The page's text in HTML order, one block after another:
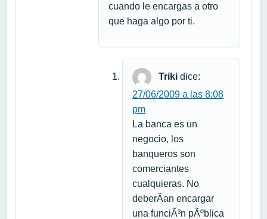
cuando le encargas a otro
que haga algo por ti.
Triki dice:
27/06/2009 a las 8:08
pm
La banca es un
negocio, los
banqueros son
comerciantes
cualquieras. No
deberÃ­an encargar
una funciÃ³n pÃºblica